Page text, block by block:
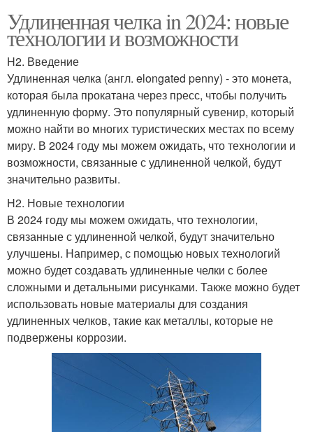
Удлиненная челка in 2024: новые
технологии и возможности
H2. Введение
Удлиненная челка (англ. elongated penny) - это монета,
которая была прокатана через пресс, чтобы получить
удлиненную форму. Это популярный сувенир, который
можно найти во многих туристических местах по всему
миру. В 2024 году мы можем ожидать, что технологии и
возможности, связанные с удлиненной челкой, будут
значительно развиты.
H2. Новые технологии
В 2024 году мы можем ожидать, что технологии,
связанные с удлиненной челкой, будут значительно
улучшены. Например, с помощью новых технологий
можно будет создавать удлиненные челки с более
сложными и детальными рисунками. Также можно будет
использовать новые материалы для создания
удлиненных челков, такие как металлы, которые не
подвержены коррозии.